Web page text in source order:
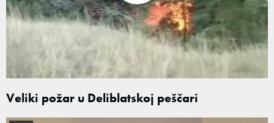
Veliki požar u Deliblatskoj peščari